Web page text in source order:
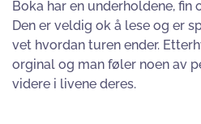
Boka har en underholdene,
Den er veldig ok å lese og er
vet hvordan turen ender.
orginal og man føler noen av
videre i livene deres.